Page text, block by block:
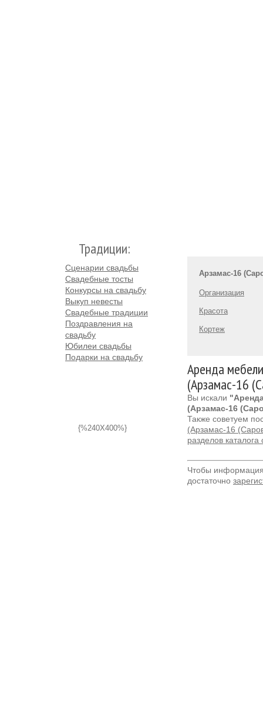
Традиции:
Сценарии свадьбы
Свадебные тосты
Конкурсы на свадьбу
Выкуп невесты
Свадебные традиции
Поздравления на
свадьбу
Юбилеи свадьбы
Подарки на свадьбу
{%240X400%}
Арзамас-16
Организация
Красота
Кортеж
Аренда
(Арзамас-16
Вы искали
(Арзамас-16
Также советуем
(Арзамас-16
разделов
Чтобы
достаточно